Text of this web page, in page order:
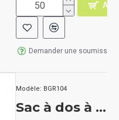
Demander une soumission
Modèle: BGR104
Sac à dos à rabat fait de bouteilles de plastique recyclées.